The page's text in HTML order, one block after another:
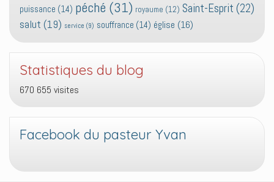
puissance (14) péché (31) royaume (12) Saint-Esprit (22)
salut (19) service (9) souffrance (14) église (16)
Statistiques du blog
670 655 visites
Facebook du pasteur Yvan